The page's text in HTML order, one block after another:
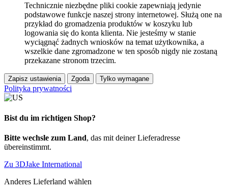
Technicznie niezbędne pliki cookie zapewniają jedynie
podstawowe funkcje naszej strony internetowej. Służą one na
przykład do gromadzenia produktów w koszyku lub
logowania się do konta klienta. Nie jesteśmy w stanie
wyciągnąć żadnych wniosków na temat użytkownika, a
wszelkie dane zgromadzone w ten sposób nigdy nie zostaną
przekazane stronom trzecim.
Zapisz ustawienia Zgoda Tylko wymagane
Polityka prywatności
Bist du im richtigen Shop?
Bitte wechsle zum Land, das mit deiner Lieferadresse
übereinstimmt.
Zu 3DJake International
Anderes Lieferland wählen